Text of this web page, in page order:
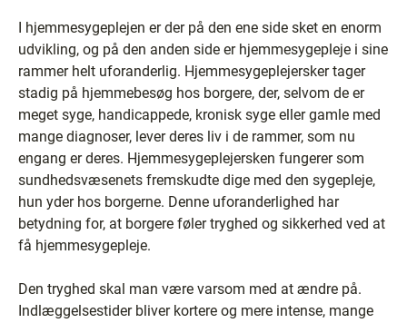
I hjemmesygeplejen er der på den ene side sket en enorm
udvikling, og på den anden side er hjemmesygepleje i sine
rammer helt uforanderlig. Hjemmesygeplejersker tager
stadig på hjemmebesøg hos borgere, der, selvom de er
meget syge, handicappede, kronisk syge eller gamle med
mange diagnoser, lever deres liv i de rammer, som nu
engang er deres. Hjemmesygeplejersken fungerer som
sundhedsvæsenets fremskudte dige med den sygepleje,
hun yder hos borgerne. Denne uforanderlighed har
betydning for, at borgere føler tryghed og sikkerhed ved at
få hjemmesygepleje.
Den tryghed skal man være varsom med at ændre på.
Indlæggelsestider bliver kortere og mere intense, mange